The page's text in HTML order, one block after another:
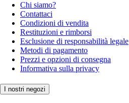
Chi siamo?
Contattaci
Condizioni di vendita
Restituzioni e rimborsi
Esclusione di responsabilità legale
Metodi di pagamento
Prezzi e opzioni di consegna
Informativa sulla privacy
I nostri negozi